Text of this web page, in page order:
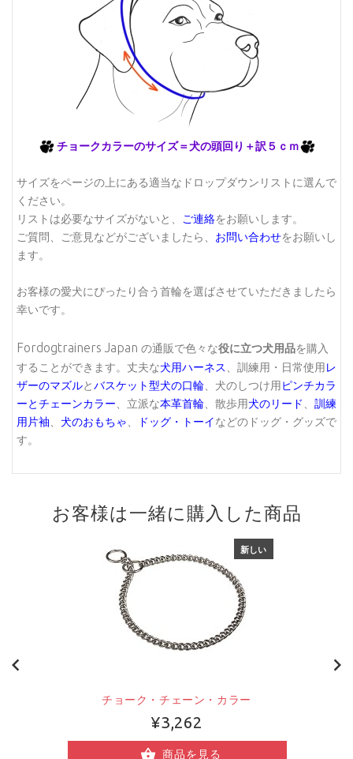
チョークカラーのサイズ＝犬の頭回り＋訳５ｃｍ
サイズをページの上にある適当なドロップダウンリストに選んで
ください。
リストは必要なサイズがないと、
ご連絡をお願いします。
ご質問、ご意見などがございましたら、 お問い合わせをお願いし
ます。
お客様の愛犬にぴったり合う首輪を選ばさせていただきましたら
幸いです。
Fordogtrainers Japan の通販で色々な役に立つ犬用品を購入
することができます。丈夫な犬用ハーネス 、訓練用・日常使用 レ
ザーのマズルとバスケット型犬の口輪 、犬のしつけ用 ピンチカラ
ーとチェーンカラー 、立派な本革首輪 、散歩用犬のリード
訓練
用片袖
犬のおもちゃ ドッグ・トーイなどのドッグ・グッズで
す。
お客様は一緒に購入した商品
新しい
チョーク・チェーン・カラー
¥3,262
商品を見る